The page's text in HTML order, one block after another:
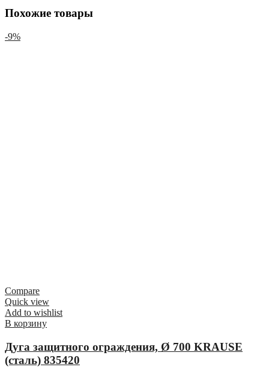
Похожие товары
-9%
Compare
Quick view
Add to wishlist
В корзину
Дуга защитного ограждения, Ø 700 KRAUSE
(сталь) 835420